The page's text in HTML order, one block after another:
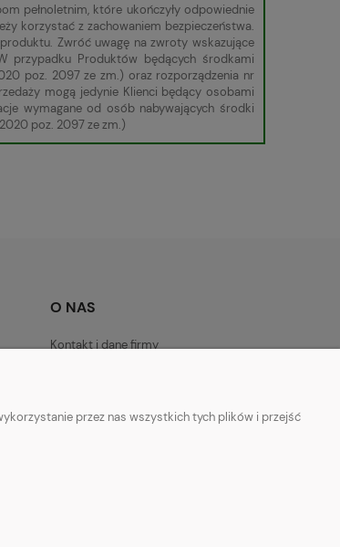
pełnoletnim, które ukończyły odpowiednie
korzystać z zachowaniem bezpieczeństwa.
Zwróć uwagę na zwroty wskazujące
przypadku Produktów będących środkami
poz. 2097 ze zm.) oraz rozporządzenia nr
mogą jedynie Klienci będący osobami
wymagane od osób nabywających środki
poz. 2097 ze zm.)
O NAS
Kontakt i dane firmy
7981438862 REGON: 369126399
przez nas wszystkich tych plików i przejść